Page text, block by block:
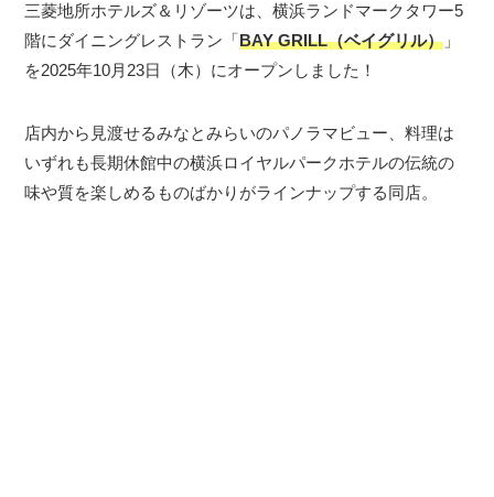
三菱地所ホテルズ＆リゾーツは、横浜ランドマークタワー5
階にダイニングレストラン「BAY GRILL（ベイグリル） 」
を2025年10月23日（木）にオープンしました！
店内から見渡せるみなとみらいのパノラマビュー、料理は
いずれも長期休館中の横浜ロイヤルパークホテルの伝統の
味や質を楽しめるものばかりがラインナップする同店。